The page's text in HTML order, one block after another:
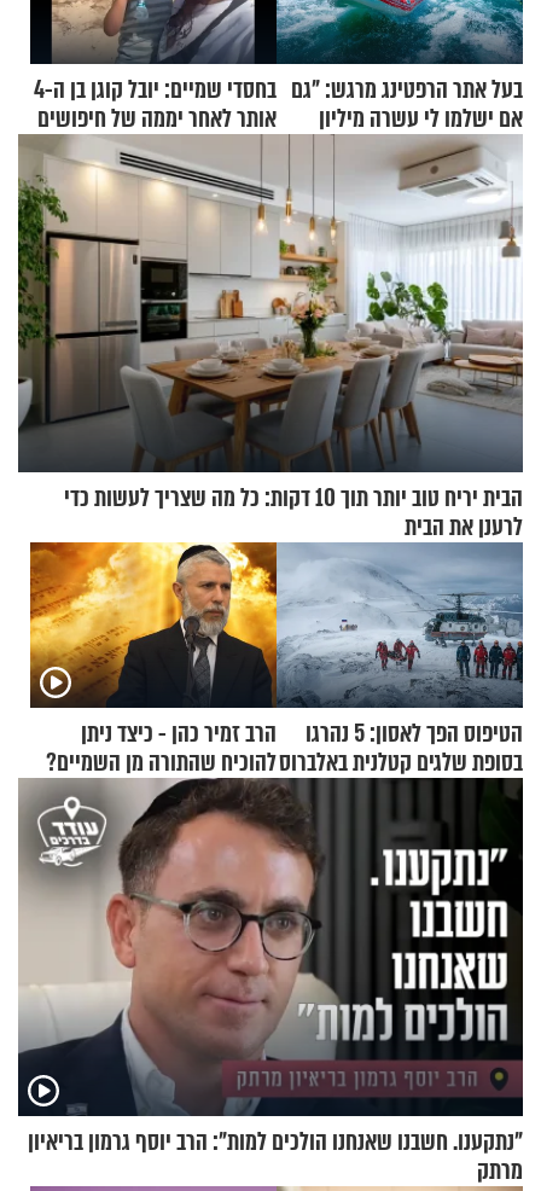
בעל אתר הרפטינג מרגש: "גם
אם ישלמו לי עשרה מיליון
שקלים - לא אפתח בשבת"
בחסדי שמיים: יובל קוגן בן ה-4
אותר לאחר יממה של חיפושים
הבית יריח טוב יותר תוך 10 דקות: כל מה שצריך לעשות כדי
לרענן את הבית
הטיפוס הפך לאסון: 5 נהרגו
בסופת שלגים קטלנית באלברוס
הרב זמיר כהן - כיצד ניתן
להוכיח שהתורה מן השמיים?
"נתקענו. חשבנו שאנחנו הולכים למות": הרב יוסף גרמון בריאיון
מרתק